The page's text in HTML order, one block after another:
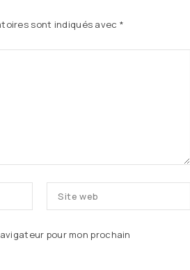
sont indiqués avec *
pour mon prochain